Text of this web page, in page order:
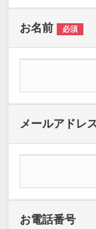
お名前 必須
メールアドレ
お電話番号